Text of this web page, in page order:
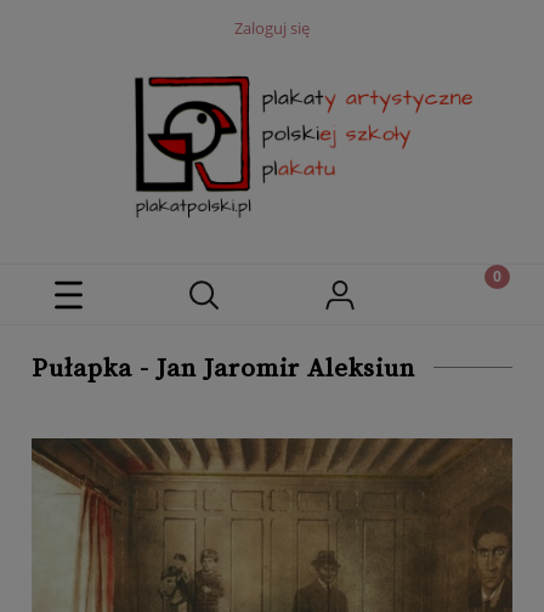
Zaloguj się
Pułapka - Jan Jaromir Aleksiun